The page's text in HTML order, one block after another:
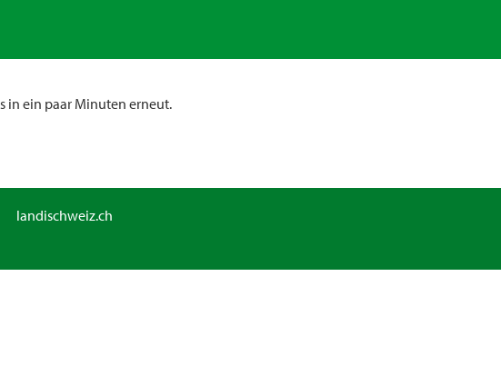
in ein paar Minuten erneut.
landischweiz.ch